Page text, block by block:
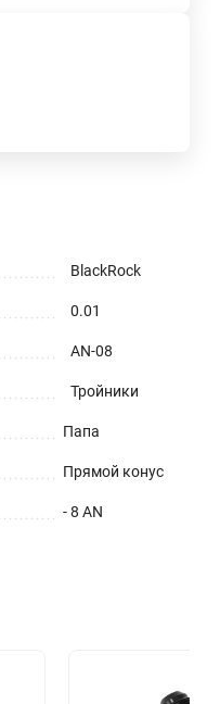
BlackRock
0.01
AN-08
Тройники
Папа
Прямой конус
- 8 AN